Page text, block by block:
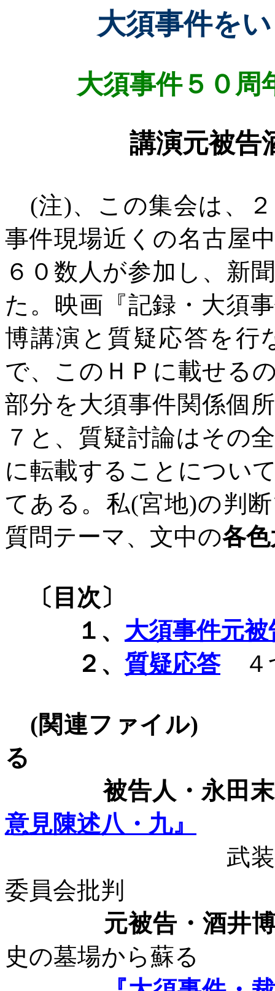
大須事件を
大須事件５０周
講演元被告
(注)、この集会は、
事件現場近くの名古屋
６０数人が参加し、新
た。映画『記録・大須
博講演と質疑応答を行
で、このＨＰに載せる
部分を大須事件関係個
７と、質疑討論はその
に転載することについ
てある。私(宮地)の判
質問テーマ、文中の各
〔目次〕
１、 大須事件元
２、 質疑応答
(関連ファイル)
る
被告人・永田末
意見陳述八・九』
武
委員会批判
元被告・酒井
史の墓場から蘇る